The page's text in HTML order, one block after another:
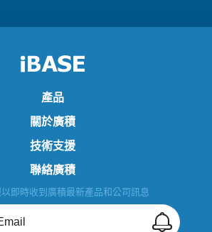
產品
關於廣積
技術支援
聯絡廣積
即時收到廣積最新產品和公司訊息